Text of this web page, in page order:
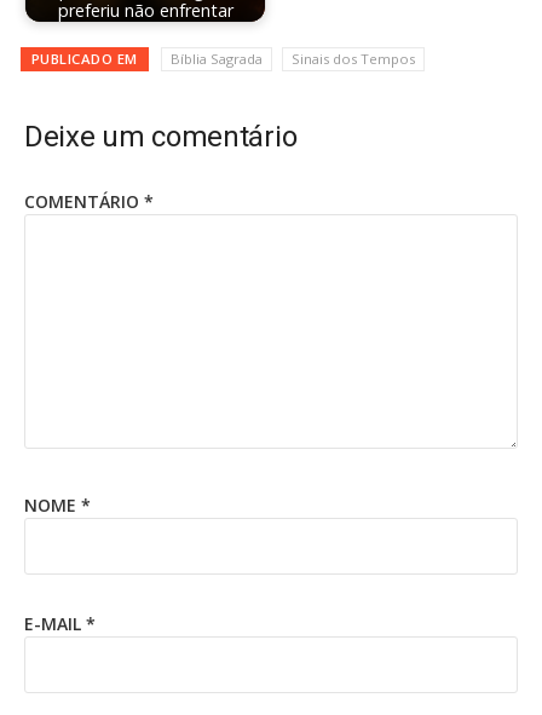
preferiu não enfrentar
PUBLICADO EM Bíblia Sagrada Sinais dos Tempos
Deixe um comentário
COMENTÁRIO *
NOME *
E-MAIL *